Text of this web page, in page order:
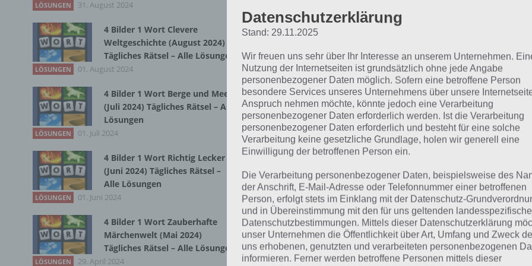
Bei dieser Lösung handelt es sich um das tägliche Bonus
wir noch die Links beispielsweise zum täglichen Rätsel und
Tägliches Rätsel:Zur Lösung vom 4.11.2020
Rätsel aus dem Jahr 2019: Schau mal, was vor einem Jahr,
gesucht war
Zur Übersicht :4 Bilder 1 Wort Lösungen zu Vietnam im
LÖSUNGEN 31. August 2024
4 Bilder 1 Wort Clevere
Weltgeschichte (August 2024)
Tägliches Rätsel – Alle Lösungen
LÖSUNGEN 01. August 2024
4 Bilder 1 Wort Berge und Meer
(Juli 2024) Tägliches Rätsel – Alle
Lösungen
LÖSUNGEN 01. Juli 2024
4 Bilder 1 Wort Richtig Lecker
(Juni 2024) Tägliches Rätsel –
Alle Lösungen
LÖSUNGEN 01. Juni 2024
4 Bilder 1 Wort Zauberhafte
Märchenwelt (Mai 2024)
Tägliches Rätsel – Alle Lösungen
LÖSUNGEN 29. April 2024
Datenschutzerklärung
Stand: 29.11.2025
Wir freuen uns sehr über Ihr Interesse an unserem Unternehmen.
Nutzung der Internetseiten ist grundsätzlich ohne jede Angabe
personenbezogener Daten möglich. Sofern eine betroffene Person
besondere Services unseres Unternehmens über unsere
Anspruch nehmen möchte, könnte jedoch eine Verarbeitung
personenbezogener Daten erforderlich werden. Ist die Verarbeitung
personenbezogener Daten erforderlich und besteht für eine solche
Verarbeitung keine gesetzliche Grundlage, holen wir generell eine
Einwilligung der betroffenen Person ein.
Die Verarbeitung personenbezogener Daten, beispielsweise des
der Anschrift, E-Mail-Adresse oder Telefonnummer einer betroffenen
Person, erfolgt stets im Einklang mit der Datenschutz-
und in Übereinstimmung mit den für uns geltenden
Datenschutzbestimmungen. Mittels dieser Datenschutzerklärung
unser Unternehmen die Öffentlichkeit über Art, Umfang und Zweck
uns erhobenen, genutzten und verarbeiteten personenbezogenen
informieren. Ferner werden betroffene Personen mittels dieser